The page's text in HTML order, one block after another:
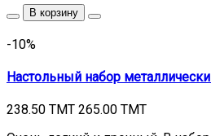
В корзину
-10%
Настольный набор
238.50 TMT 265.00 TMT